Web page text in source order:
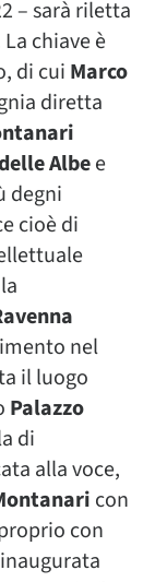
– sarà riletta
chiave è
di cui Marco
diretta
Albee
degni
cioè di
nel
il luogo
Palazzo
di
alla voce,
con
con